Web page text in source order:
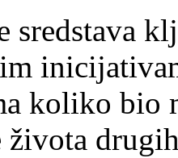
sredstava
koliko bio
života